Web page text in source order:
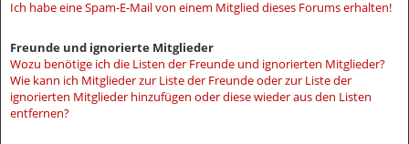
Ich habe eine Spam-E-Mail von einem Mitglied dieses Forums erhalten!
Freunde und ignorierte Mitglieder
Wozu benötige ich die Listen der Freunde und ignorierten Mitglieder?
Wie kann ich Mitglieder zur Liste der Freunde oder zur Liste der
ignorierten Mitglieder hinzufügen oder diese wieder aus den Listen
entfernen?